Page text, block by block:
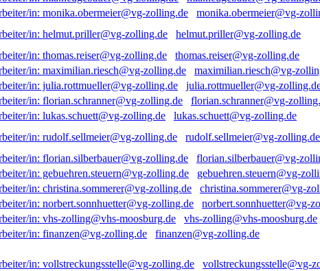
monika.obermeier@vg-
helmut.priller@vg-zolling.de
thomas.reiser@vg-zolling.de
maximilian.riesch@vg-
julia.rottmueller@vg-
florian.schranner@vg-
lukas.schuett@vg-zolling.de
rudolf.sellmeier@vg-zolling.de
florian.silberbauer@vg-
gebuehren.steuern@vg-
christina.sommerer@vg-
norbert.sonnhuetter@vg-
vhs-zolling@vhs-moosburg.de
finanzen@vg-zolling.de
vollstreckungsstelle@vg-